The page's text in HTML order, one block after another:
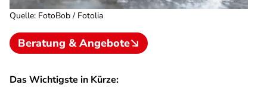
Quelle: FotoBob / Fotolia
Beratung & Angebote
Das Wichtigste in Kürze: